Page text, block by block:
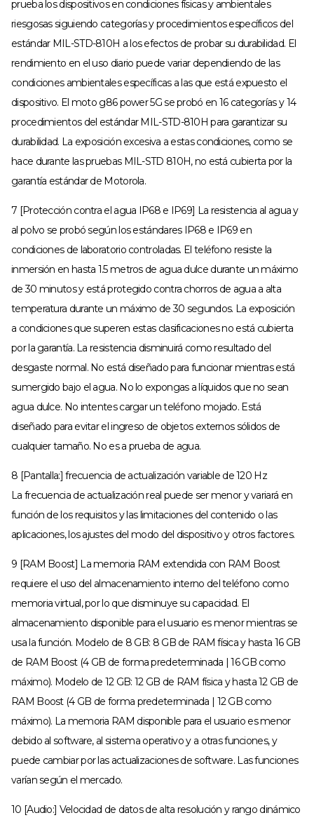
prueba los dispositivos en condiciones físicas y ambientales
riesgosas siguiendo categorías y procedimientos específicos del
estándar MIL-STD-810H a los efectos de probar su durabilidad. El
rendimiento en el uso diario puede variar dependiendo de las
condiciones ambientales específicas a las que está expuesto el
dispositivo. El moto g86 power 5G se probó en 16 categorías y 14
procedimientos del estándar MIL-STD-810H para garantizar su
durabilidad. La exposición excesiva a estas condiciones, como se
hace durante las pruebas MIL-STD 810H, no está cubierta por la
garantía estándar de Motorola.
7 [Protección contra el agua IP68 e IP69] La resistencia al agua y
al polvo se probó según los estándares IP68 e IP69 en
condiciones de laboratorio controladas. El teléfono resiste la
inmersión en hasta 1.5 metros de agua dulce durante un máximo
de 30 minutos y está protegido contra chorros de agua a alta
temperatura durante un máximo de 30 segundos. La exposición
a condiciones que superen estas clasificaciones no está cubierta
por la garantía. La resistencia disminuirá como resultado del
desgaste normal. No está diseñado para funcionar mientras está
sumergido bajo el agua. No lo expongas a líquidos que no sean
agua dulce. No intentes cargar un teléfono mojado. Está
diseñado para evitar el ingreso de objetos externos sólidos de
cualquier tamaño. No es a prueba de agua.
8 [Pantalla:] frecuencia de actualización variable de 120 Hz
La frecuencia de actualización real puede ser menor y variará en
función de los requisitos y las limitaciones del contenido o las
aplicaciones, los ajustes del modo del dispositivo y otros factores.
9 [RAM Boost] La memoria RAM extendida con RAM Boost
requiere el uso del almacenamiento interno del teléfono como
memoria virtual, por lo que disminuye su capacidad. El
almacenamiento disponible para el usuario es menor mientras se
usa la función. Modelo de 8 GB: 8 GB de RAM física y hasta 16 GB
de RAM Boost (4 GB de forma predeterminada | 16 GB como
máximo). Modelo de 12 GB: 12 GB de RAM física y hasta 12 GB de
RAM Boost (4 GB de forma predeterminada | 12 GB como
máximo). La memoria RAM disponible para el usuario es menor
debido al software, al sistema operativo y a otras funciones, y
puede cambiar por las actualizaciones de software. Las funciones
varían según el mercado.
10 [Audio:] Velocidad de datos de alta resolución y rango dinámico